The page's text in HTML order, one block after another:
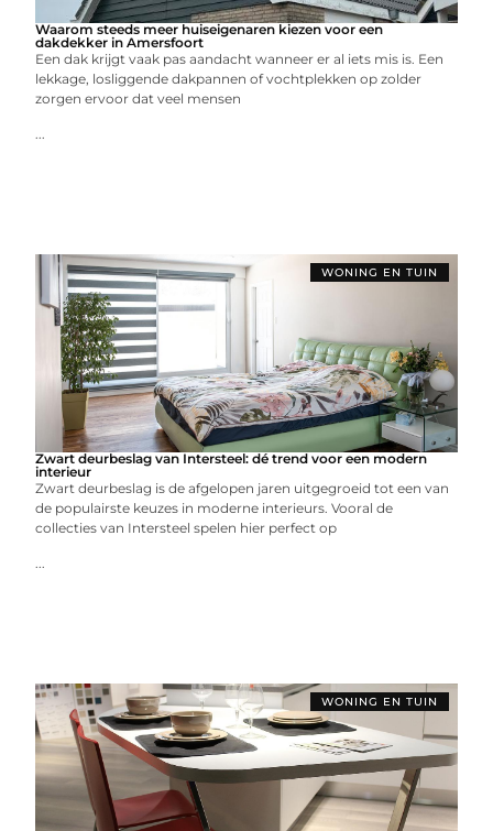
Waarom steeds meer huiseigenaren kiezen voor een
dakdekker in Amersfoort
Een dak krijgt vaak pas aandacht wanneer er al iets mis is. Een
lekkage, losliggende dakpannen of vochtplekken op zolder
zorgen ervoor dat veel mensen
...
WONING EN TUIN
Zwart deurbeslag van Intersteel: dé trend voor een modern
interieur
Zwart deurbeslag is de afgelopen jaren uitgegroeid tot een van
de populairste keuzes in moderne interieurs. Vooral de
collecties van Intersteel spelen hier perfect op
...
WONING EN TUIN